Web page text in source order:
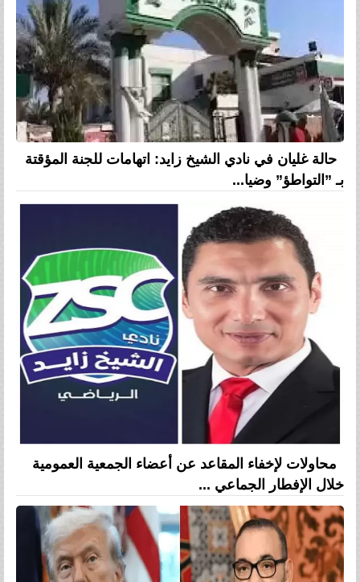
حالة غليان في نادي الشيخ زايد: اتهامات للجنة المؤقتة
بـ ”التواطؤ” وضيا...
محاولات لإخفاء المقاعد عن أعضاء الجمعية العمومية
خلال الإفطار الجماعي ...